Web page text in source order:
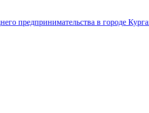
предпринимательства в городе